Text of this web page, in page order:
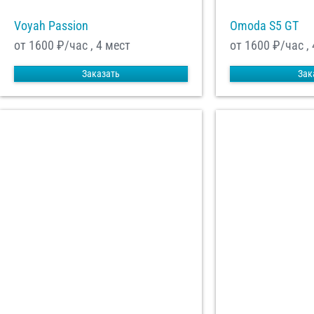
Voyah Passion
от 1600 ₽/час , 4 мест
Заказать
Omoda S5 GT
от 1600 ₽/час ,